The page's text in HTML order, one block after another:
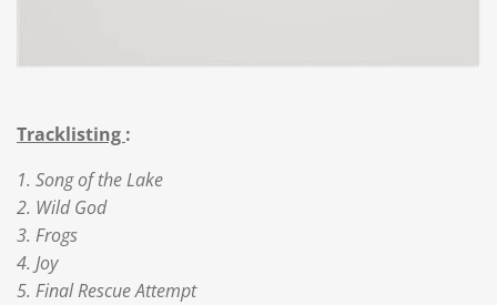
Tracklisting :
1. Song of the Lake
2. Wild God
3. Frogs
4. Joy
5. Final Rescue Attempt